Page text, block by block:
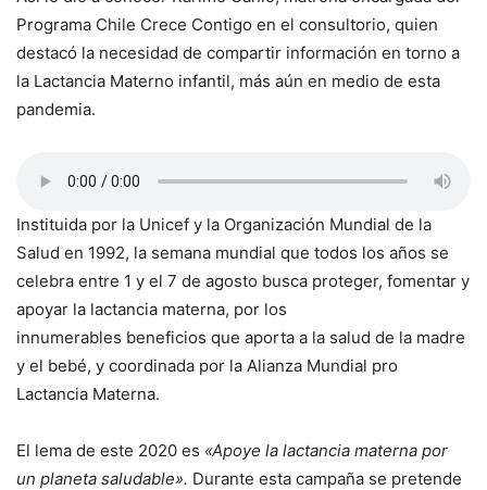
Programa Chile Crece Contigo en el consultorio, quien
destacó la necesidad de compartir información en torno a
la Lactancia Materno infantil, más aún en medio de esta
pandemia.
Instituida por la Unicef y la Organización Mundial de la
Salud en 1992, la semana mundial que todos los años se
celebra entre 1 y el 7 de agosto busca proteger, fomentar y
apoyar la lactancia materna, por los
innumerables beneficios que aporta a la salud de la madre
y el bebé, y coordinada por la Alianza Mundial pro
Lactancia Materna.
El lema de este 2020 es «Apoye la lactancia materna por
un planeta saludable». Durante esta campaña se pretende